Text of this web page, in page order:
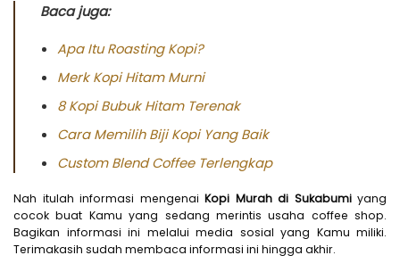
Baca juga:
Apa Itu Roasting Kopi?
Merk Kopi Hitam Murni
8 Kopi Bubuk Hitam Terenak
Cara Memilih Biji Kopi Yang Baik
Custom Blend Coffee Terlengkap
Nah itulah informasi mengenai Kopi Murah di Sukabumi yang
cocok buat Kamu yang sedang merintis usaha coffee shop.
Bagikan informasi ini melalui media sosial yang Kamu miliki.
Terimakasih sudah membaca informasi ini hingga akhir.